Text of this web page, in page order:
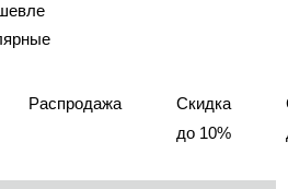
Распродажа
Скидка
до 10%